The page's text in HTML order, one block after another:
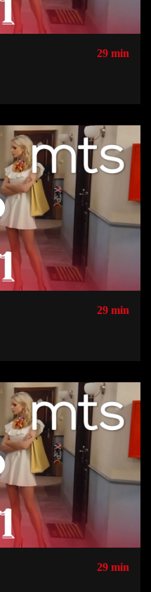
29 min
29 min
29 min